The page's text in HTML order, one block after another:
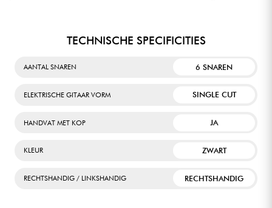
TECHNISCHE SPECIFICITIES
AANTAL SNAREN 6 SNAREN
ELEKTRISCHE GITAAR VORM SINGLE CUT
HANDVAT MET KOP JA
KLEUR ZWART
RECHTSHANDIG / LINKSHANDIG RECHTSHANDIG